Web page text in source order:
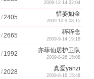
s e
2009-12-14 22:04
/2405 惜姿如金
2009-10-9 08:15
/2665 碎碎念
2009-9-14 19:18
/ 1992 亦菲仙居护卫队
2009-8-26 15:08
/2028 真爱yanzi
2009-8-16 15:48